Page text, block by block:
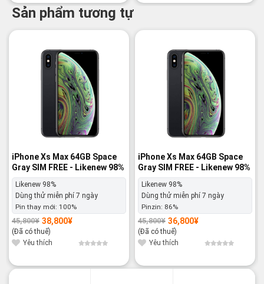
Sản phẩm tương tự
iPhone Xs Max 64GB Space
Gray SIM FREE - Likenew 98%
Likenew 98%
Dùng thử miễn phí 7 ngày
Pin thay mới: 100%
45,800¥
Giá
gốc
là:
45,800¥.
38,800¥
Giá
hiện
tại
là:
38,800¥.
(Đã có thuế)
Yêu thích
iPhone Xs Max 64GB Space
Gray SIM FREE - Likenew 98%
Likenew 98%
Dùng thử miễn phí 7 ngày
Pinzin: 86%
45,800¥
Giá
gốc
là:
45,800¥.
36,800¥
Giá
hiện
tại
là:
36,800¥.
(Đã có thuế)
Yêu thích